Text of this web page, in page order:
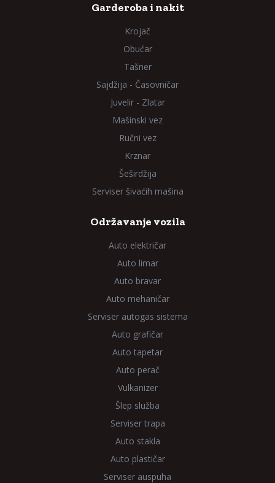
Garderoba i nakit
Krojač
Obućar
Tašner
Sajdžija - Časovničar
Juvelir - Zlatar
Mašinski vez
Ručni vez
Krznar
Šeširdžija
Serviser šivaćih mašina
Održavanje vozila
Auto električar
Auto limar
Auto bravar
Auto mehaničar
Serviser autogas sistema
Auto grafičar
Auto tapetar
Auto perač
Vulkanizer
Šlep služba
Serviser trapa
Auto stakla
Auto plastičar
Serviser auspuha